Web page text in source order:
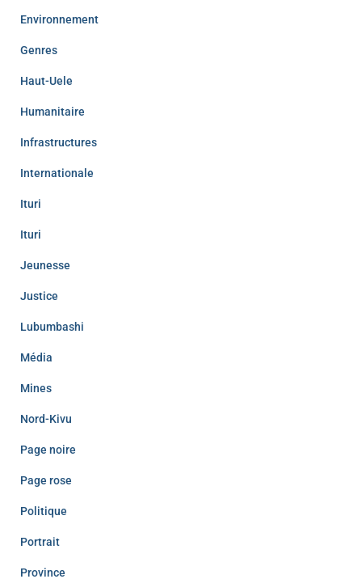
Environnement
Genres
Haut-Uele
Humanitaire
Infrastructures
Internationale
Ituri
Ituri
Jeunesse
Justice
Lubumbashi
Média
Mines
Nord-Kivu
Page noire
Page rose
Politique
Portrait
Province